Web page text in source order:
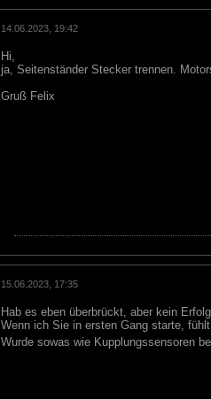
14.06.2023, 19:42
Hi,
ja, Seitenständer Stecker trennen.
Gruß Felix
15.06.2023, 17:35
Hab es eben überbrückt, aber kein
Wenn ich Sie in ersten Gang starte,
Wurde sowas wie Kupplungssensoren